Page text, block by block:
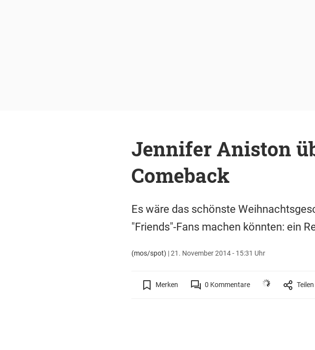
Jennifer Aniston
Comeback
Es wäre das schönste
"Friends"-Fans machen könnten: ein
(mos/spot) |21. November 2014 - 15:31 Uhr
Merken 0 Kommentare Teilen